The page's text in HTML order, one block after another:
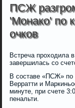
ПСЖ
'Монако' по
очков
Встреча проходила
завершилась со
В составе «ПСЖ» по
Верратти и
минуте, при счете
пенальти.